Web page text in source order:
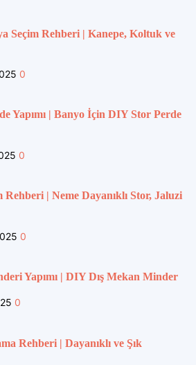
Seçim Rehberi | Kanepe, Koltuk ve
0
Yapımı | Banyo İçin DIY Stor Perde
0
| Neme Dayanıklı Stor, Jaluzi
0
Yapımı | DIY Dış Mekan Minder
0
Rehberi | Dayanıklı ve Şık